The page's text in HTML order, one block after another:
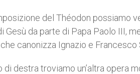
del Théodon possiamo
Gesù da parte di Papa Paolo III,
canonizza Ignazio e Francesco
di destra troviamo un’altra opera